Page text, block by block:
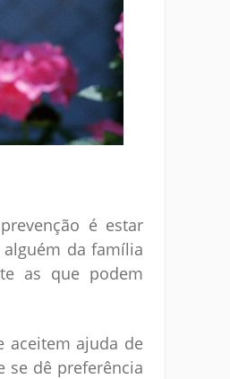
é estar
da família
as que podem
aceitem ajuda de
se dê preferência